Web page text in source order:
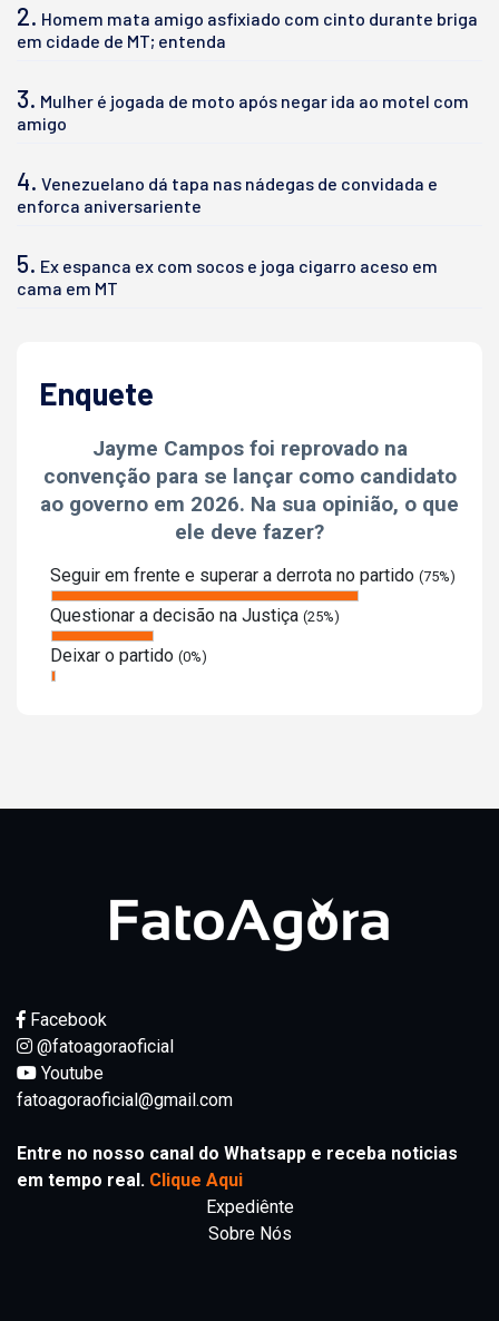
2. Homem mata amigo asfixiado com cinto durante briga
em cidade de MT; entenda
3. Mulher é jogada de moto após negar ida ao motel com
amigo
4. Venezuelano dá tapa nas nádegas de convidada e
enforca aniversariente
5. Ex espanca ex com socos e joga cigarro aceso em
cama em MT
Enquete
Jayme Campos foi reprovado na
convenção para se lançar como candidato
ao governo em 2026. Na sua opinião, o que
ele deve fazer?
Seguir em frente e superar a derrota no partido (75%)
Questionar a decisão na Justiça (25%)
Deixar o partido (0%)
Facebook
@fatoagoraoficial
Youtube
fatoagoraoficial@gmail.com
Entre no nosso canal do Whatsapp e receba noticias
em tempo real. Clique Aqui
Expediênte
Sobre Nós